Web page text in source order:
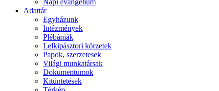
Napi evangélium
Adattár
Egyházunk
Intézmények
Plébániák
Lelkipásztori körzetek
Papok, szerzetesek
Világi munkatársak
Dokumentumok
Kitüntetések